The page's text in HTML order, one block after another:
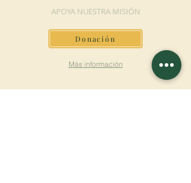
APOYA NUESTRA MISIÓN
Donación
Más información